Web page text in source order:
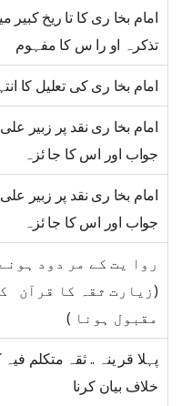
امام بخا ری کا تا ریخ
تذکرہ او را س کا مفہوم
امام بخا ری کی تعلیل کا
امام بخا ری نقد پر زبیر
جواب اور اس کا جا ئزہ
امام بخا ری نقد پر زبیر
جواب اور اس کا جا ئزہ
روا یت کے مر دود
(زیارت ثقہ کا قرآن
مقبول ہونا )
پہلا قر ینہ .. ثقہ متکلم
خلاف بیان کرنا